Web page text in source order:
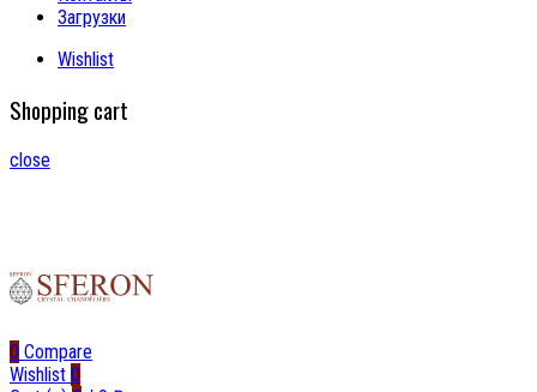
Загрузки
Wishlist
Shopping cart
close
0 Compare
Wishlist 0